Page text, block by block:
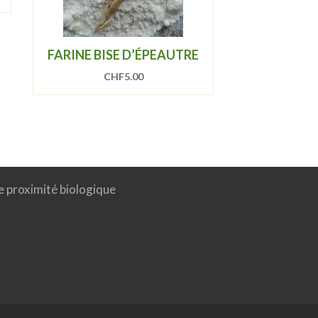
FARINE BISE D’ÉPEAUTRE
CHF5.00
proximité biologique